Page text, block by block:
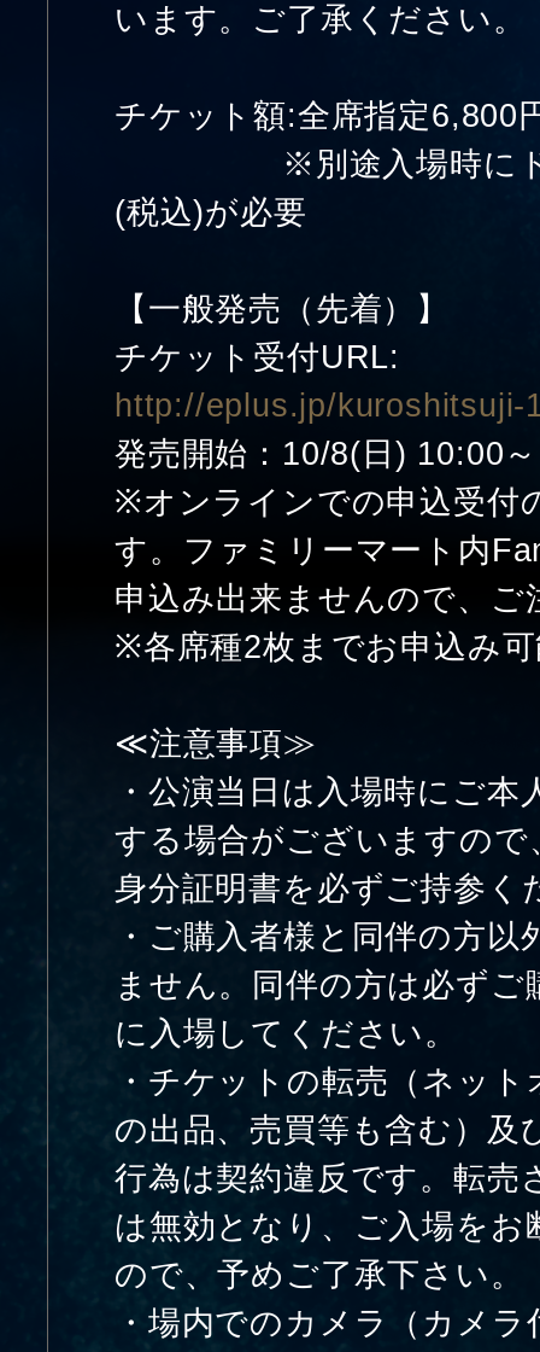
います。ご了承ください。
チケット額:全席指定6,800
※別途入場時にドリ
(税込)が必要
【一般発売（先着）】
チケット受付URL:
http://eplus.jp/kuroshitsuji-
発売開始：10/8(日) 10:00～
※オンラインでの申込受付
す。ファミリーマート内
申込み出来ませんので、ご
※各席種2枚までお申込み
≪注意事項≫
・公演当日は入場時にご本
する場合がございますので
身分証明書を必ずご持参く
・ご購入者様と同伴の方以
ません。同伴の方は必ずご
に入場してください。
・チケットの転売（ネッ
の出品、売買等も含む）及
行為は契約違反です。転売
は無効となり、ご入場をお
ので、予めご了承下さい。
・場内でのカメラ（カメ